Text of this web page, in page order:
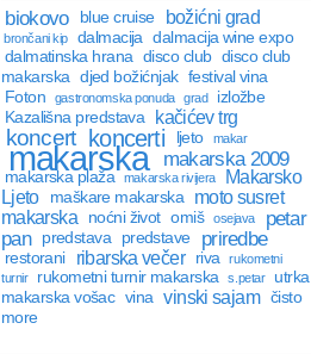
biokovo blue cruise božićni grad
brončani kip dalmacija
dalmacija wine expo
dalmatinska hrana disco club disco club
makarska djed božićnjak festival vina
Foton
gastronomska ponuda grad
izložbe
Kazališna predstava
kačićev trg
koncert koncerti ljeto makar
makarska makarska 2009
makarska plaža makarska rivijera
Makarsko
Ljeto
maškare makarska
moto susret
makarska
noćni život omiš osejava
petar
pan
predstava predstave priredbe
restorani ribarska večer riva
rukometni
turnir
rukometni turnir makarska s.petar
utrka
makarska vošac vina vinski sajam
čisto
more